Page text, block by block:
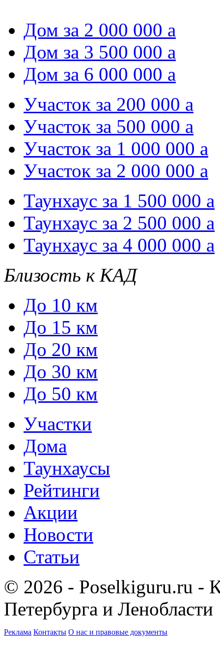
Дом за 2 000 000 a
Дом за 3 500 000 a
Дом за 6 000 000 a
Участок за 200 000 a
Участок за 500 000 a
Участок за 1 000 000 a
Участок за 2 000 000 a
Таунхаус за 1 500 000 a
Таунхаус за 2 500 000 a
Таунхаус за 4 000 000 a
Близость к КАД
До 10 км
До 15 км
До 20 км
До 30 км
До 50 км
Участки
Дома
Таунхаусы
Рейтинги
Акции
Новости
Статьи
© 2026 - Poselkiguru.ru -
Петербурга и Ленобласти
Реклама Контакты О нас и правовые документы